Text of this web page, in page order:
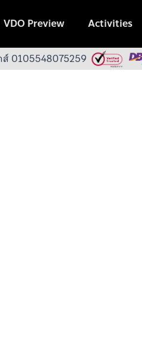
VDO Preview Activities
ส์ 0105548075259